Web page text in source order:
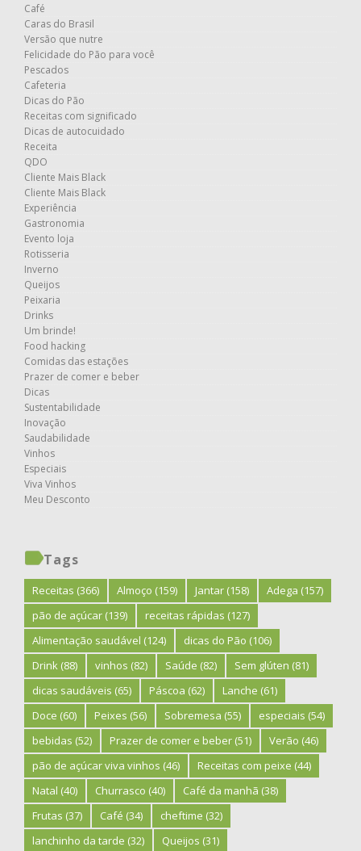
Café
Caras do Brasil
Versão que nutre
Felicidade do Pão para você
Pescados
Cafeteria
Dicas do Pão
Receitas com significado
Dicas de autocuidado
Receita
QDO
Cliente Mais Black
Cliente Mais Black
Experiência
Gastronomia
Evento loja
Rotisseria
Inverno
Queijos
Peixaria
Drinks
Um brinde!
Food hacking
Comidas das estações
Prazer de comer e beber
Dicas
Sustentabilidade
Inovação
Saudabilidade
Vinhos
Especiais
Viva Vinhos
Meu Desconto
Tags
Receitas (366) Almoço (159) Jantar (158) Adega (157)
pão de açúcar (139) receitas rápidas (127)
Alimentação saudável (124) dicas do Pão (106)
Drink (88) vinhos (82) Saúde (82) Sem glúten (81)
dicas saudáveis (65) Páscoa (62) Lanche (61)
Doce (60) Peixes (56) Sobremesa (55) especiais (54)
bebidas (52) Prazer de comer e beber (51) Verão (46)
pão de açúcar viva vinhos (46) Receitas com peixe (44)
Natal (40) Churrasco (40) Café da manhã (38)
Frutas (37) Café (34) cheftime (32)
lanchinho da tarde (32) Queijos (31)